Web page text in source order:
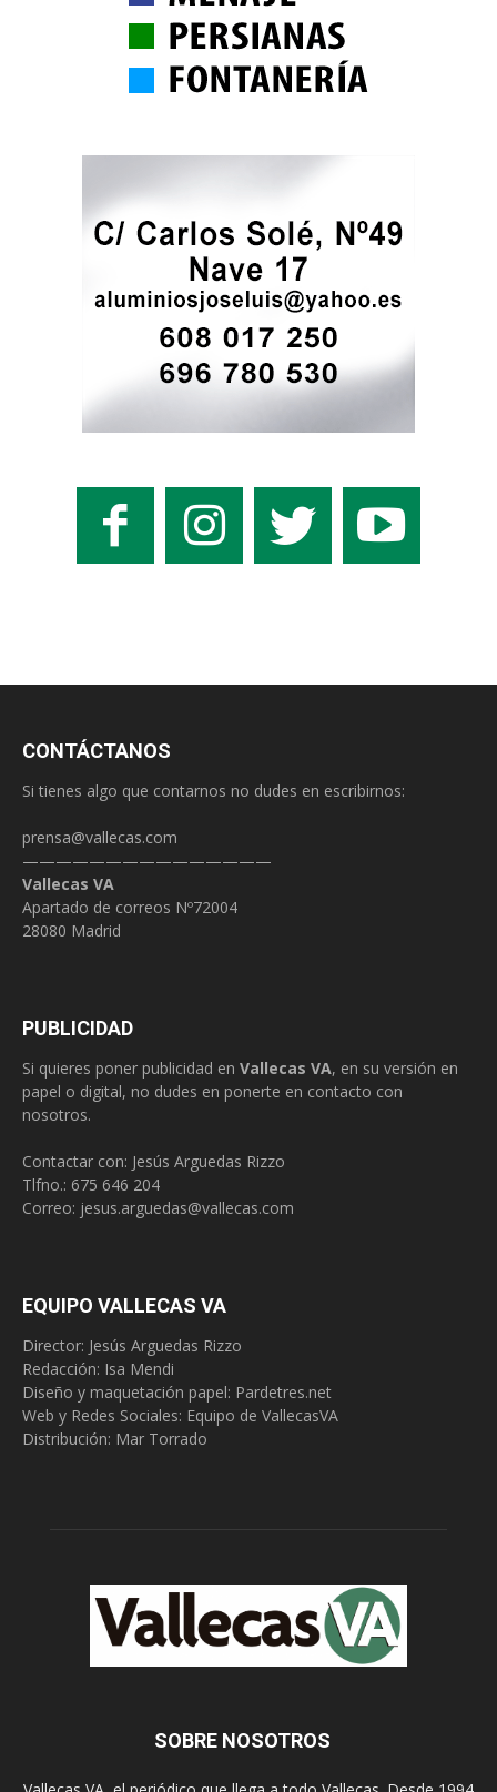
CONTÁCTANOS
Si tienes algo que contarnos no dudes en escribirnos:
prensa@vallecas.com
———————————————
Vallecas VA
Apartado de correos Nº72004
28080 Madrid
PUBLICIDAD
Si quieres poner publicidad en Vallecas VA, en su versión en
papel o digital, no dudes en ponerte en contacto con
nosotros.
Contactar con: Jesús Arguedas Rizzo
Tlfno.: 675 646 204
Correo: jesus.arguedas@vallecas.com
EQUIPO VALLECAS VA
Director: Jesús Arguedas Rizzo
Redacción: Isa Mendi
Diseño y maquetación papel: Pardetres.net
Web y Redes Sociales: Equipo de VallecasVA
Distribución: Mar Torrado
SOBRE NOSOTROS